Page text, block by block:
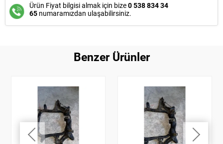
Ürün Fiyat bilgisi almak için bize0 538 834 34
65 numaramızdan ulaşabilirsiniz.
Benzer Ürünler